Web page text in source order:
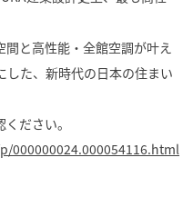
間と高性能・全館空調が叶え
した、新時代の日本の住まい
ださい。